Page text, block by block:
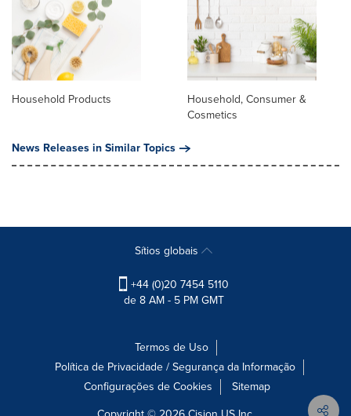
Household Products
Household, Consumer &
Cosmetics
News Releases in Similar Topics
Sítios globais
+44 (0)20 7454 5110
de 8 AM - 5 PM GMT
Termos de Uso
Política de Privacidade / Segurança da Informação
Configurações de Cookies
Sitemap